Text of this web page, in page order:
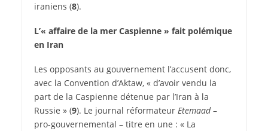
iraniens (8).
L’« affaire de la mer Caspienne » fait polémique
en Iran
Les opposants au gouvernement l’accusent donc,
avec la Convention d’Aktaw, « d’avoir vendu la
part de la Caspienne détenue par l’Iran à la
Russie » (9). Le journal réformateur Etemaad–
pro-gouvernemental – titre en une : « La